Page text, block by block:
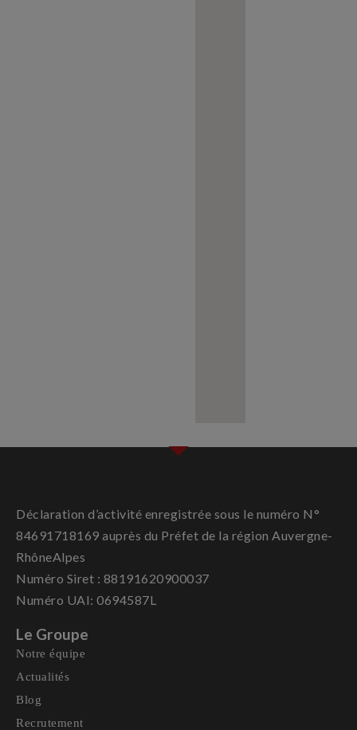
Déclaration d’activité enregistrée sous le numéro N°
84691718169 auprès du Préfet de la région Auvergne-
RhôneAlpes
Numéro Siret : 88191620900037
Numéro UAI: 0694587L
Le Groupe
Notre équipe
Actualités
Blog
Recrutement